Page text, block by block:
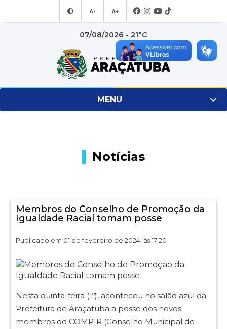
A- A+
07/08/2026 - 21°C
MENU
Notícias
Membros do Conselho de Promoção da
Igualdade Racial tomam posse
Publicado em 01 de fevereiro de 2024, às 17:20
Nesta quinta-feira (1º), aconteceu no salão azul da
Prefeitura de Araçatuba a posse dos novos
membros do COMPIR (Conselho Municipal de